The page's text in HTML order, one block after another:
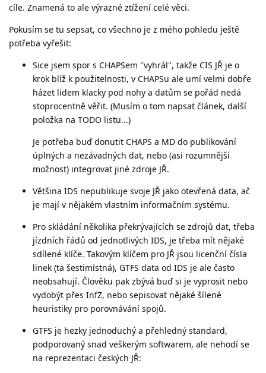
cíle. Znamená to ale výrazné ztížení celé věci.
Pokusím se tu sepsat, co všechno je z mého pohledu ještě
potřeba vyřešit:
Sice jsem spor s CHAPSem "vyhrál", takže CIS JŘ je o
krok blíž k použitelnosti, v CHAPSu ale umí velmi dobře
házet lidem klacky pod nohy a datům se pořád nedá
stoprocentně věřit. (Musím o tom napsat článek, další
položka na TODO listu...)
Je potřeba buď donutit CHAPS a MD do publikování
úplných a nezávadných dat, nebo (asi rozumnější
možnost) integrovat jiné zdroje JŘ.
Většina IDS nepublikuje svoje JŘ jako otevřená data, ač
je mají v nějakém vlastním informačním systému.
Pro skládání několika překrývajících se zdrojů dat, třeba
jízdních řádů od jednotlivých IDS, je třeba mít nějaké
sdílené klíče. Takovým klíčem pro JŘ jsou licenční čísla
linek (ta šestimístná), GTFS data od IDS je ale často
neobsahují. Člověku pak zbývá buď si je vyprosit nebo
vydobýt přes InfZ, nebo sepisovat nějaké šílené
heuristiky pro porovnávání spojů.
GTFS je hezky jednoduchý a přehledný standard,
podporovaný snad veškerým softwarem, ale nehodí se
na reprezentaci českých JŘ: